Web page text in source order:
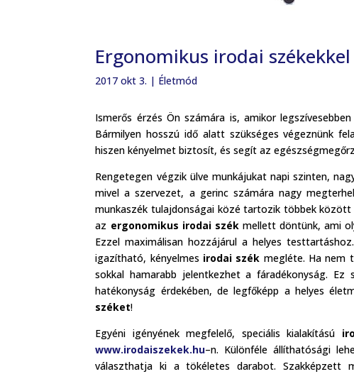
Ergonomikus irodai
2017 okt 3. | Életmód
Ismerős érzés Ön számára is, amikor
Bármilyen hosszú idő alatt szükséges végeznünk
hiszen kényelmet biztosít, és segít az
Rengetegen végzik ülve munkájukat napi szinten,
mivel a szervezet, a gerinc számára nagy
munkaszék tulajdonságai közé tartozik többek
az ergonomikus irodai székmellett döntünk, ami
Ezzel maximálisan hozzájárul a helyes
igazítható, kényelmes irodai szék megléte. Ha nem
sokkal hamarabb jelentkezhet a fáradékonyság.
hatékonyság érdekében, de legfőképp a helyes
széket!
Egyéni igényének megfelelő, speciális kialakítású
www.irodaiszekek.hu–n. Különféle állíthatósági
választhatja ki a tökéletes darabot. Szakképzett